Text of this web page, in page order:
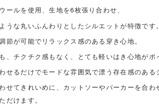
ールを使用、生地を6枚張り合わせ、
うな丸いふんわりとしたシルエットが特徴です。
節が可能でリラックス感のある穿き心地。
、チクチク感もなく、とても軽いはき心地がポ
せるだけでモードな雰囲気で漂う存在感のある
せてきれいめに、カットソーやパーカーを合
だけます。